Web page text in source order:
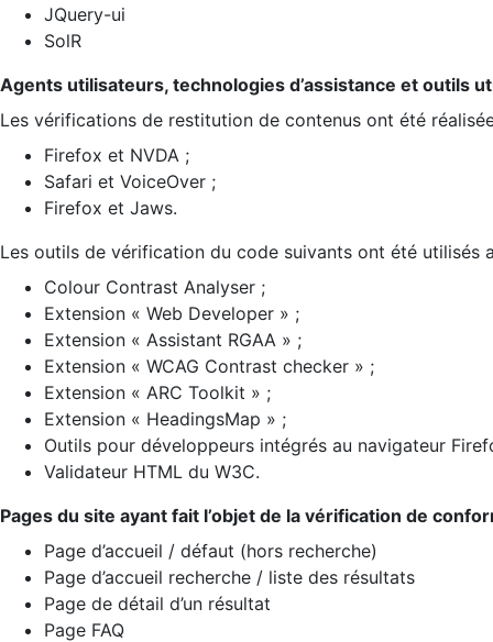
JQuery-ui
SolR
Agents utilisateurs, technologies d’assistance et outils
Les vérifications de restitution de contenus ont été
Firefox et NVDA ;
Safari et VoiceOver ;
Firefox et Jaws.
Les outils de vérification du code suivants ont été utilisés
Colour Contrast Analyser ;
Extension « Web Developer » ;
Extension « Assistant RGAA » ;
Extension « WCAG Contrast checker » ;
Extension « ARC Toolkit » ;
Extension « HeadingsMap » ;
Outils pour développeurs intégrés au navigateur
Validateur HTML du W3C.
Pages du site ayant fait l’objet de la vérification de
Page d’accueil / défaut (hors recherche)
Page d’accueil recherche / liste des résultats
Page de détail d’un résultat
Page FAQ